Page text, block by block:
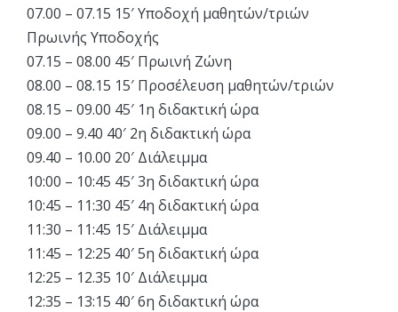
07.00 – 07.15 15′ Υποδοχή μαθητών/τριών
Πρωινής Υποδοχής
07.15 – 08.00 45′ Πρωινή Ζώνη
08.00 – 08.15 15′ Προσέλευση μαθητών/τριών
08.15 – 09.00 45′ 1η διδακτική ώρα
09.00 – 9.40 40′ 2η διδακτική ώρα
09.40 – 10.00 20′ Διάλειμμα
10:00 – 10:45 45′ 3η διδακτική ώρα
10:45 – 11:30 45′ 4η διδακτική ώρα
11:30 – 11:45 15′ Διάλειμμα
11:45 – 12:25 40′ 5η διδακτική ώρα
12:25 – 12.35 10′ Διάλειμμα
12:35 – 13:15 40′ 6η διδακτική ώρα